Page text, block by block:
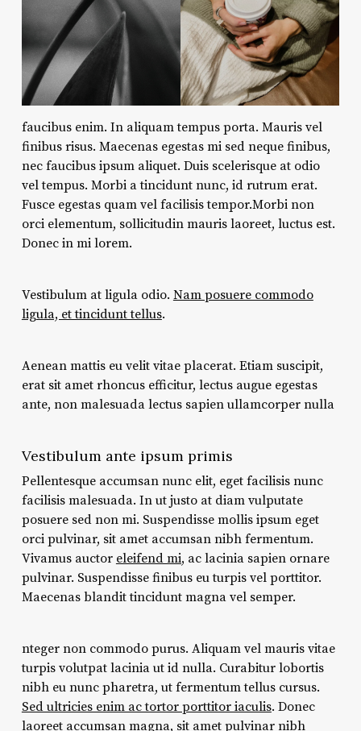
faucibus enim. In aliquam tempus porta. Mauris vel
finibus risus. Maecenas egestas mi sed neque finibus,
nec faucibus ipsum aliquet. Duis scelerisque at odio
vel tempus. Morbi a tincidunt nunc, id rutrum erat.
Fusce egestas quam vel facilisis tempor.Morbi non
orci elementum, sollicitudin mauris laoreet, luctus est.
Donec in mi lorem.
Vestibulum at ligula odio. Nam posuere commodo
ligula, et tincidunt tellus.
Aenean mattis eu velit vitae placerat. Etiam suscipit,
erat sit amet rhoncus efficitur, lectus augue egestas
ante, non malesuada lectus sapien ullamcorper nulla
Vestibulum ante ipsum primis
Pellentesque accumsan nunc elit, eget facilisis nunc
facilisis malesuada. In ut justo at diam vulputate
posuere sed non mi. Suspendisse mollis ipsum eget
orci pulvinar, sit amet accumsan nibh fermentum.
Vivamus auctor eleifend mi, ac lacinia sapien ornare
pulvinar. Suspendisse finibus eu turpis vel porttitor.
Maecenas blandit tincidunt magna vel semper.
nteger non commodo purus. Aliquam vel mauris vitae
turpis volutpat lacinia ut id nulla. Curabitur lobortis
nibh eu nunc pharetra, ut fermentum tellus cursus.
Sed ultricies enim ac tortor porttitor iaculis. Donec
laoreet accumsan magna, sit amet pulvinar nibh